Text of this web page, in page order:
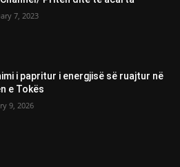
7, 2023
i papritur i energjisë së ruajtur në
e Tokës
9, 2026